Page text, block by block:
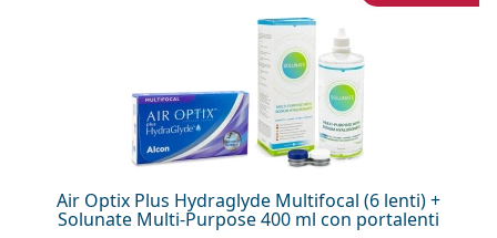
Air Optix Plus Hydraglyde Multifocal (6 lenti) +
Solunate Multi-Purpose 400 ml con portalenti